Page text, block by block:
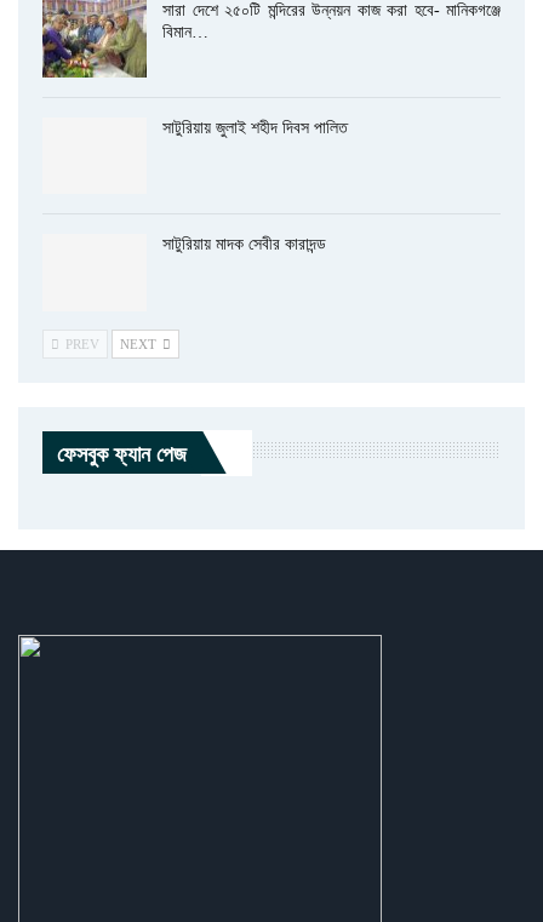
সারা দেশে ২৫০টি মন্দিরের উন্নয়ন কাজ করা হবে- মানিকগঞ্জে
বিমান…
সাটুরিয়ায় জুলাই শহীদ দিবস পালিত
সাটুরিয়ায় মাদক সেবীর কারাদন্ড
PREV NEXT
ফেসবুক ফ্যান পেজ